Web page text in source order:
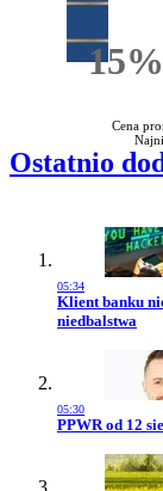
15%
Cena
Ostatnio
05:34
Przejdź do
Klient banku
niedbalstwa
05:30
Przejdź do
PPWR od 12